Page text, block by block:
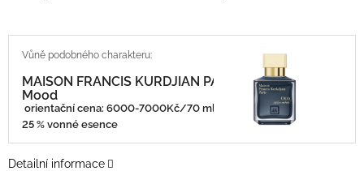
MAISON FRANCIS KURDJIAN PARIS Oud Satin
Mood
orientační cena: 6000-7000Kč/70 ml
25 % vonné esence
Detailní informace